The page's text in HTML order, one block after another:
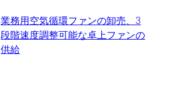
業務用空気循環ファンの卸売、3
段階速度調整可能な卓上ファンの
供給